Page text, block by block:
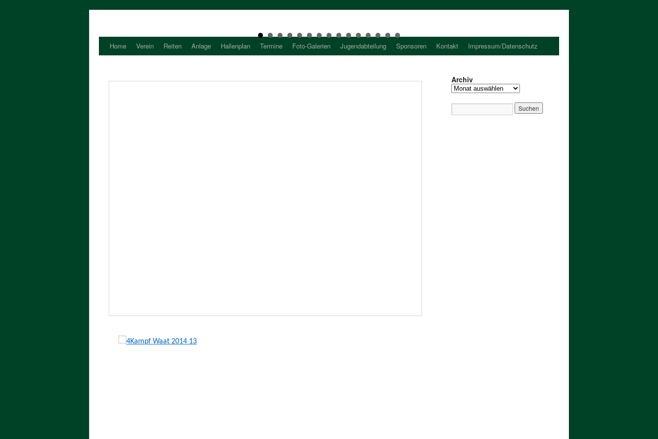
Zum
springen
Home Verein Reiten Anlage Hallenplan Termine Foto-Galerien Jugendabteilung Sponsoren Kontakt Impressum/Datenschutz
Archiv
Archiv